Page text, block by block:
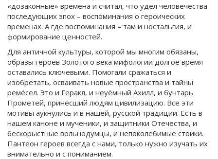
«дозаконные» времена и считал, что удел человечества
последующих эпох – воспоминания о героических
временах. А где воспоминания – там и ностальгия, и
формирование ценностей.
Для античной культуры, которой мы многим обязаны,
образы героев Золотого века мифологии долгое время
оставались ключевыми. Помогали сражаться и
изобретать, осваивать новые пространства и тайны
ремёсел. Это и Геракл, и неуёмный Ахилл, и бунтарь
Прометей, принёсший людям цивилизацию. Все эти
мотивы аукнулись и в нашей, русской традиции. Есть в
нашем каноне и мученики, и защитники Отечества, и
бескорыстные вольнодумцы, и непоколебимые стоики.
Пантеон героев всегда с нами, только нужно изучать их
внимательно и с пониманием.